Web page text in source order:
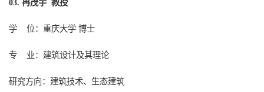
03. 冉茂宇 教授
学 位：重庆大学 博士
专 业：建筑设计及其理论
研究方向：建筑技术、生态建筑